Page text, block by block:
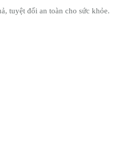
tuyệt đối an toàn cho sức khỏe.